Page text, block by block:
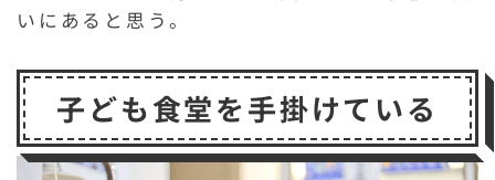
いにあると思う。
子ども食堂を手掛けている